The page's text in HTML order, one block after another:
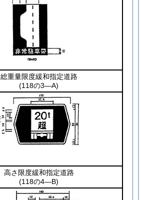
総重量限度緩和指定道路
(118の3―A)
高さ限度緩和指定道路
(118の4―B)